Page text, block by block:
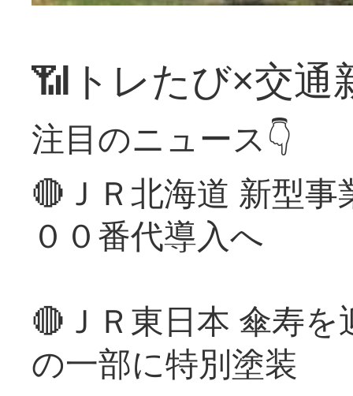
📶トレたび×交通
注目のニュース👇
🔴ＪＲ北海道 新型
００番代導入へ
🔴ＪＲ東日本 傘寿
の一部に特別塗装